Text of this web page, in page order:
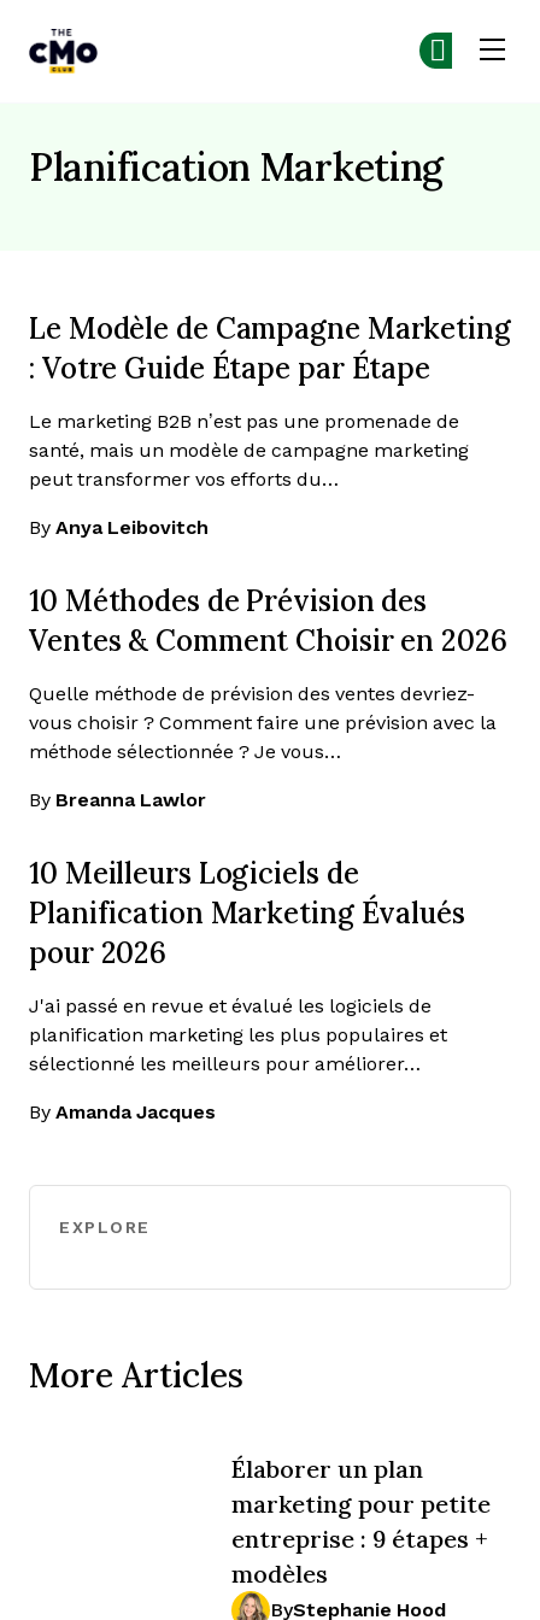
Planification Marketing
Le Modèle de Campagne Marketing
: Votre Guide Étape par Étape
Le marketing B2B n’est pas une promenade de
santé, mais un modèle de campagne marketing
peut transformer vos efforts du…
By Anya Leibovitch
10 Méthodes de Prévision des
Ventes & Comment Choisir en 2026
Quelle méthode de prévision des ventes devriez-
vous choisir ? Comment faire une prévision avec la
méthode sélectionnée ? Je vous…
By Breanna Lawlor
10 Meilleurs Logiciels de
Planification Marketing Évalués
pour 2026
J'ai passé en revue et évalué les logiciels de
planification marketing les plus populaires et
sélectionné les meilleurs pour améliorer…
By Amanda Jacques
EXPLORE
More Articles
Élaborer un plan
marketing pour petite
entreprise : 9 étapes +
modèles
ByStephanie Hood